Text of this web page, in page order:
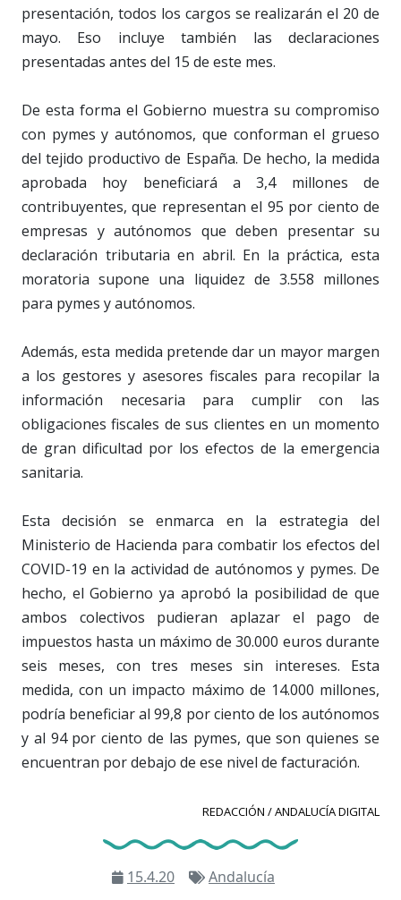
presentación, todos los cargos se realizarán el 20 de
mayo. Eso incluye también las declaraciones
presentadas antes del 15 de este mes.
De esta forma el Gobierno muestra su compromiso
con pymes y autónomos, que conforman el grueso
del tejido productivo de España. De hecho, la medida
aprobada hoy beneficiará a 3,4 millones de
contribuyentes, que representan el 95 por ciento de
empresas y autónomos que deben presentar su
declaración tributaria en abril. En la práctica, esta
moratoria supone una liquidez de 3.558 millones
para pymes y autónomos.
Además, esta medida pretende dar un mayor margen
a los gestores y asesores fiscales para recopilar la
información necesaria para cumplir con las
obligaciones fiscales de sus clientes en un momento
de gran dificultad por los efectos de la emergencia
sanitaria.
Esta decisión se enmarca en la estrategia del
Ministerio de Hacienda para combatir los efectos del
COVID-19 en la actividad de autónomos y pymes. De
hecho, el Gobierno ya aprobó la posibilidad de que
ambos colectivos pudieran aplazar el pago de
impuestos hasta un máximo de 30.000 euros durante
seis meses, con tres meses sin intereses. Esta
medida, con un impacto máximo de 14.000 millones,
podría beneficiar al 99,8 por ciento de los autónomos
y al 94 por ciento de las pymes, que son quienes se
encuentran por debajo de ese nivel de facturación.
REDACCIÓN / ANDALUCÍA DIGITAL
15.4.20 Andalucía